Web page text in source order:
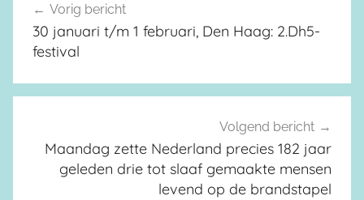
Berichtnavigatie
Vorig bericht
30 januari t/m 1 februari, Den Haag: 2.Dh5-
festival
Volgend bericht
Maandag zette Nederland precies 182 jaar
geleden drie tot slaaf gemaakte mensen
levend op de brandstapel